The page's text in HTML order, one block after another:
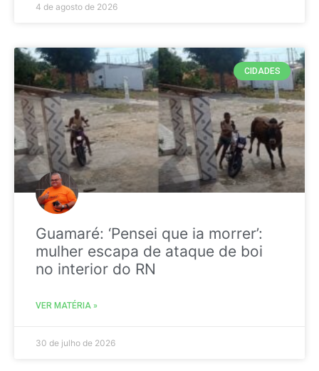
4 de agosto de 2026
CIDADES
Guamaré: ‘Pensei que ia morrer’:
mulher escapa de ataque de boi
no interior do RN
VER MATÉRIA »
30 de julho de 2026